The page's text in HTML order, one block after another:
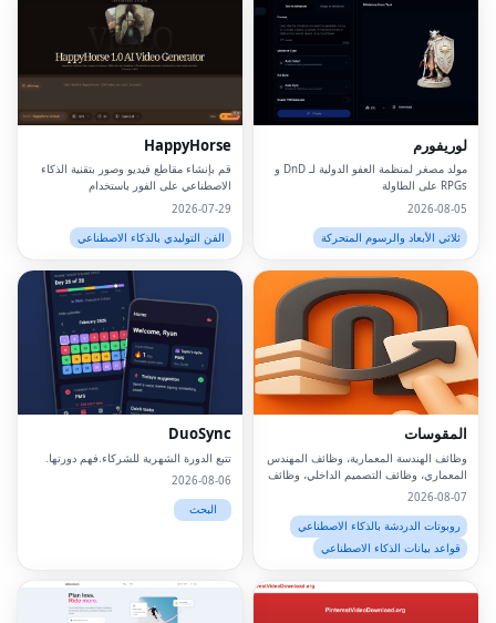
لوريفورم
مولد مصغر لمنظمة العفو الدولية لـ DnD و
RPGs على الطاولة
2026-08-05
ثلاثي الأبعاد والرسوم المتحركة
HappyHorse
قم بإنشاء مقاطع فيديو وصور بتقنية الذكاء
الاصطناعي على الفور باستخدام
والشركات.
2026-07-29
الفن التوليدي بالذكاء الاصطناعي
المقوسات
وظائف الهندسة المعمارية، وظائف المهندس
المعماري، وظائف التصميم الداخلي، وظائف
الاستدامة، وظائف البيئة المبنية، وظيفة الهن
2026-08-07
روبوتات الدردشة بالذكاء الاصطناعي
قواعد بيانات الذكاء الاصطناعي
DuoSync
تتبع الدورة الشهرية للشركاء.فهم دورتها.
2026-08-06
البحث